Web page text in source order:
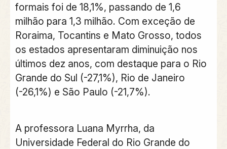
formais foi de 18,1%, passando de 1,6
milhão para 1,3 milhão. Com exceção de
Roraima, Tocantins e Mato Grosso, todos
os estados apresentaram diminuição nos
últimos dez anos, com destaque para o Rio
Grande do Sul (-27,1%), Rio de Janeiro
(-26,1%) e São Paulo (-21,7%).
A professora Luana Myrrha, da
Universidade Federal do Rio Grande do